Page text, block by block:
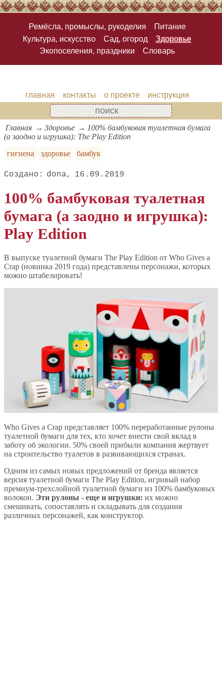
Ремёсла, промыслы, рукоделия
Питание
Культура, искусство
Сад, огород
Здоровье
Экопоселения, праздники
Словарь
главная контакты о проекте инструкция
Главная Здоровье
100% бамбуковая туалетная бумага
(а заодно и игрушка): The Play Edition
гигиена
здоровье бамбук
dona 16.09.2019
100% бамбуковая туалетная
бумага (а заодно и игрушка):
Play Edition
В выпуске туалетной бумаги The Play Edition от Who Gives a
Crap (новинка 2019 года) представлены персонажи, которых
можно штабелировать!
Who Gives a Crap представляет 100% переработанные рулоны
туалетной бумаги для тех, кто хочет внести свой вклад в
заботу об экологии. 50% своей прибыли компания жертвует
на строительство туалетов в развивающихся странах.
Одним из самых новых предложений от бренда является
версия туалетной бумаги The Play Edition, игривый набор
премиум-трехслойной туалетной бумаги из 100% бамбуковых
волокон. Эти рулоны - еще и игрушки: их можно
смешивать, сопоставлять и складывать для создания
различных персонажей, как конструктор.